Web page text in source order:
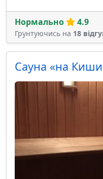
Нормально 4.9
Грунтуючись на 18
Сауна «на